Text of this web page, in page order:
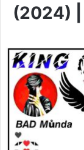
(2024) |